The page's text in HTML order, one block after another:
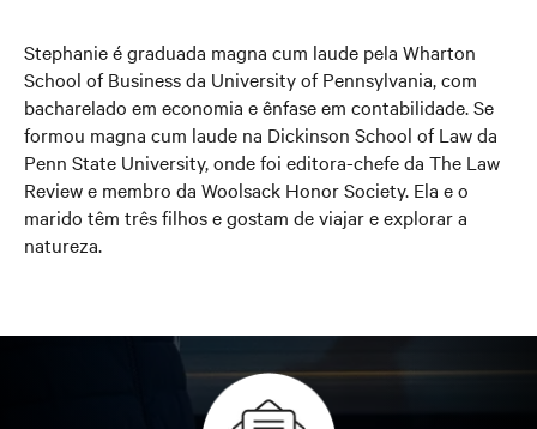
Stephanie é graduada magna cum laude pela Wharton
School of Business da University of Pennsylvania, com
bacharelado em economia e ênfase em contabilidade. Se
formou magna cum laude na Dickinson School of Law da
Penn State University, onde foi editora-chefe da The Law
Review e membro da Woolsack Honor Society. Ela e o
marido têm três filhos e gostam de viajar e explorar a
natureza.